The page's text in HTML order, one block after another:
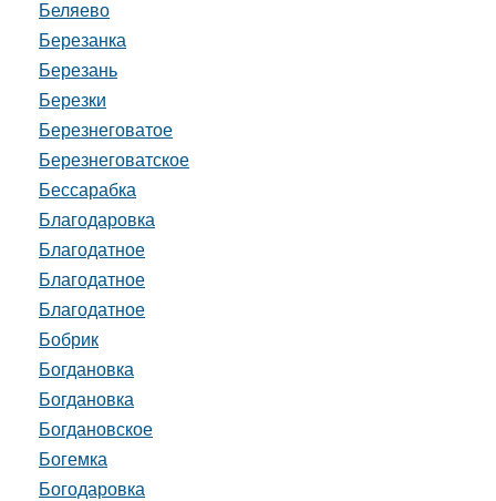
Беляево
Березанка
Березань
Березки
Березнеговатое
Березнеговатское
Бессарабка
Благодаровка
Благодатное
Благодатное
Благодатное
Бобрик
Богдановка
Богдановка
Богдановское
Богемка
Богодаровка